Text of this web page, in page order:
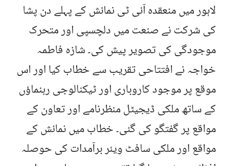
لاہور میں منعقدہ آئی ٹی نمائش کے پہلے دن پشا
کی شرکت نے صنعت میں دلچسپی اور متحرک
موجودگی کی تصویر پیش کی۔ شازہ فاطمہ
خواجہ نے افتتاحی تقریب سے خطاب کیا اور اس
موقع پر موجود کاروباری اور ٹیکنالوجی رہنماؤں
کے ساتھ ملکی ڈیجیٹل منظرنامے اور تعاون کے
مواقع پر گفتگو کی گئی۔ خطاب میں نمائش کے
مواقع اور ملکی سافٹ ویئر برآمدات کی حوصلہ